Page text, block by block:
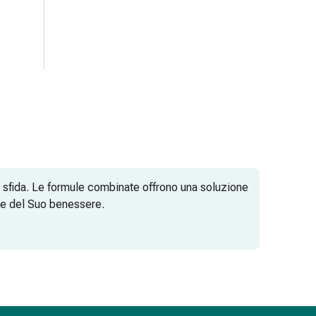
Le formule combinate offrono una soluzione
del Suo benessere.